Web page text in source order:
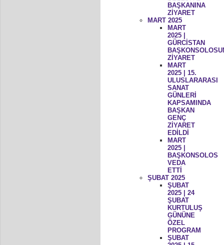
BAŞKANINA
ZİYARET
MART 2025
MART
2025 |
GÜRCİSTAN
ZİYARET
MART
2025 | 15.
ULUSLARARASI
SANAT
GÜNLERİ
KAPSAMINDA
BAŞKAN
GENÇ
ZİYARET
EDİLDİ
MART
2025 |
BAŞKONSOLOS
VEDA
ETTİ
ŞUBAT 2025
ŞUBAT
2025 | 24
ŞUBAT
KURTULUŞ
GÜNÜNE
ÖZEL
PROGRAM
ŞUBAT